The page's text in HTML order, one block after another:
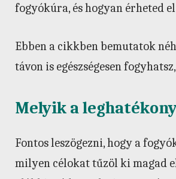
fogyókúra, és hogyan érheted
Ebben a cikkben bemutatok
távon is egészségesen
Melyik a
Fontos leszögezni, hogy a
milyen célokat tűzöl ki magad